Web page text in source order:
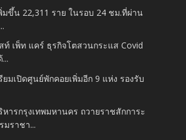
มขึ้น 22,311 ราย ในรอบ 24 ชม.ที่ผ่าน
ท์ เพ็ท แคร์ ธุรกิจโตสวนกระแส Covid
ยมเปิดศูนย์พักคอยเพิ่มอีก 9 แห่ง รองรับ
ารกรุงเทพมหานคร ถวายราชสักการะ
มราชา...